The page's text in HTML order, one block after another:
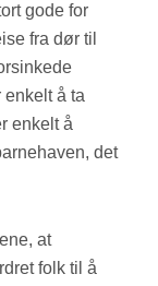
gode for
fra dør til
enkelt å ta
enkelt å
det
at
folk til å